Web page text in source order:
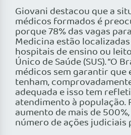
Giovani destacou que a
médicos formados é
porque 78% das vagas
Medicina estão
hospitais de ensino ou
Único de Saúde (SUS). “O
médicos sem garantir
tenham,
adequada e isso tem
atendimento à população.
aumento de mais de
número de ações judiciais